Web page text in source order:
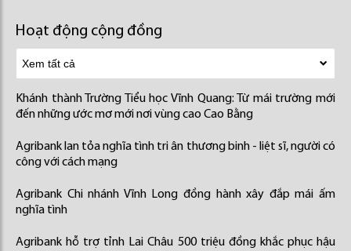
Hoạt động cộng đồng
Khánh thành Trường Tiểu học Vĩnh Quang: Từ mái trường mới
đến những ước mơ mới nơi vùng cao Cao Bằng
Agribank lan tỏa nghĩa tình tri ân thương binh - liệt sĩ, người có
công với cách mạng
Agribank Chi nhánh Vĩnh Long đồng hành xây đắp mái ấm
nghĩa tình
Agribank hỗ trợ tỉnh Lai Châu 500 triệu đồng khắc phục hậu